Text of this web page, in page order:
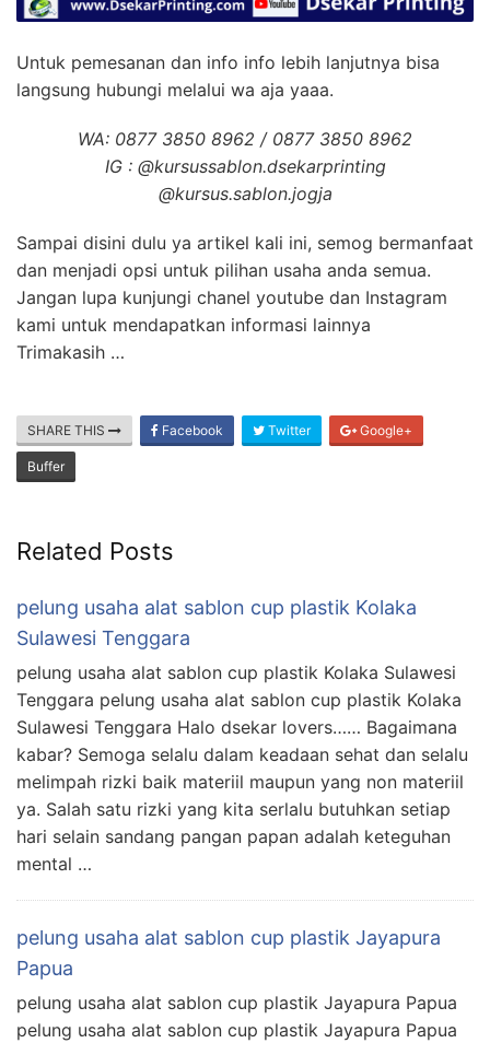
Untuk pemesanan dan info info lebih lanjutnya bisa
langsung hubungi melalui wa aja yaaa.
WA: 0877 3850 8962 / 0877 3850 8962
IG : @kursussablon.dsekarprinting
@kursus.sablon.jogja
Sampai disini dulu ya artikel kali ini, semog bermanfaat
dan menjadi opsi untuk pilihan usaha anda semua.
Jangan lupa kunjungi chanel youtube dan Instagram
kami untuk mendapatkan informasi lainnya
Trimakasih …
SHARE THIS Facebook Twitter Google+
Buffer
Related Posts
pelung usaha alat sablon cup plastik Kolaka
Sulawesi Tenggara
pelung usaha alat sablon cup plastik Kolaka Sulawesi
Tenggara pelung usaha alat sablon cup plastik Kolaka
Sulawesi Tenggara Halo dsekar lovers…… Bagaimana
kabar? Semoga selalu dalam keadaan sehat dan selalu
melimpah rizki baik materiil maupun yang non materiil
ya. Salah satu rizki yang kita serlalu butuhkan setiap
hari selain sandang pangan papan adalah keteguhan
mental …
pelung usaha alat sablon cup plastik Jayapura
Papua
pelung usaha alat sablon cup plastik Jayapura Papua
pelung usaha alat sablon cup plastik Jayapura Papua